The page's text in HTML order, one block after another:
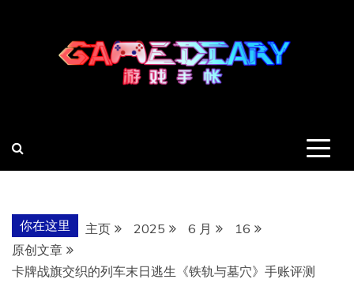
你在这里 主页 2025 6 月
16
原创文章
卡牌战旗交织的列车末日逃生《铁轨与墓穴》手账评测